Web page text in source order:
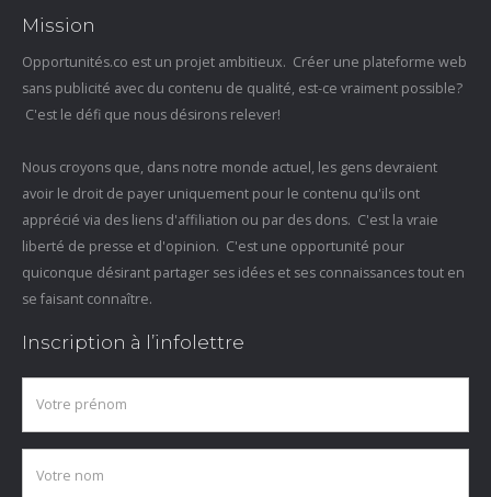
Mission
Opportunités.co est un projet ambitieux. Créer une plateforme web
sans publicité avec du contenu de qualité, est-ce vraiment possible?
C'est le défi que nous désirons relever!
Nous croyons que, dans notre monde actuel, les gens devraient
avoir le droit de payer uniquement pour le contenu qu'ils ont
apprécié via des liens d'affiliation ou par des dons. C'est la vraie
liberté de presse et d'opinion. C'est une opportunité pour
quiconque désirant partager ses idées et ses connaissances tout en
se faisant connaître.
Inscription à l’infolettre